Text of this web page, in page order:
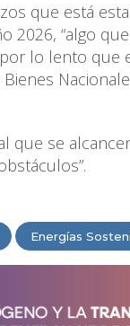
que está
“algo que
lo lento que
que se
Energías